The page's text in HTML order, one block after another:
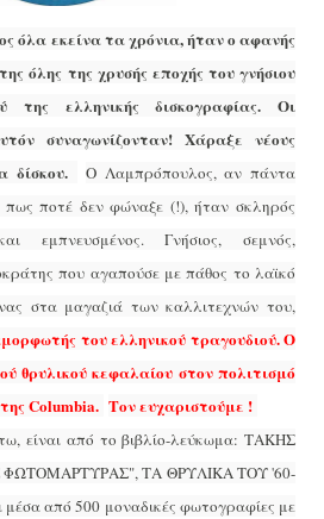
όλα εκείνα τα χρόνια, ήταν ο αφανής
όλης της χρυσής εποχής του γνήσιου
της ελληνικής δισκογραφίας. Οι
συναγωνίζονταν! Χάραξε νέους
δίσκου.
Ο Λαμπρόπουλος, αν πάντα
ποτέ δεν φώναξε (!), ήταν σκληρός
εμπνευσμένος. Γνήσιος, σεμνός,
που αγαπούσε με πάθος το λαϊκό
στα μαγαζιά των καλλιτεχνών του,
του ελληνικού τραγουδιού. Ο
θρυλικού κεφαλαίου στον πολιτισμό
Columbia. Τον ευχαριστούμε !
είναι από το βιβλίο-λεύκωμα: ΤΑΚΗΣ
ΤΑ ΘΡΥΛΙΚΑ ΤΟΥ '60-
μέσα από 500 μοναδικές φωτογραφίες με